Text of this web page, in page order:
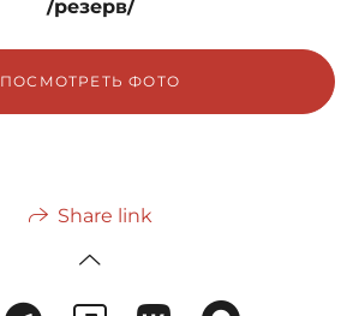
/резерв/
ПОСМОТРЕТЬ ФОТО
Share link